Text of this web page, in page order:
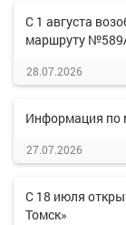
С 1 августа
маршруту
28.07.2026
Информация по
27.07.2026
С 18 июля
Томск»